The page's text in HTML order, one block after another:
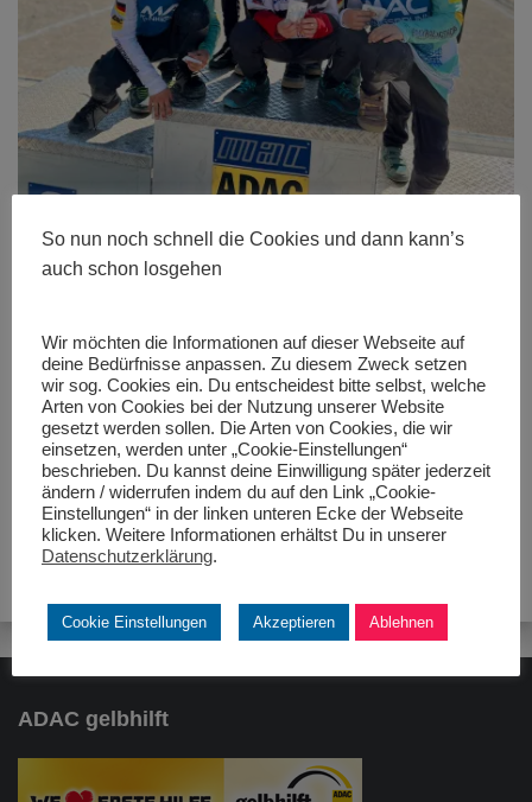
Größe:480 × 280 | 600 × 800 | 450 × 600 | 750 × 1000 |
× 1536 | 1536 × 2048 | 360 × 240 | 360 × 300 | 450 × 600 | 272 ×
182 | 50 × 50 | 1920 × 2560
ADAC gelbhilft
So nun noch schnell die Cookies und dann kann’s
auch schon losgehen
Wir möchten die Informationen auf dieser Webseite auf
deine Bedürfnisse anpassen. Zu diesem Zweck setzen
wir sog. Cookies ein. Du entscheidest bitte selbst, welche
Arten von Cookies bei der Nutzung unserer Website
gesetzt werden sollen. Die Arten von Cookies, die wir
einsetzen, werden unter „Cookie-Einstellungen“
beschrieben. Du kannst deine Einwilligung später jederzeit
ändern / widerrufen indem du auf den Link „Cookie-
Einstellungen“ in der linken unteren Ecke der Webseite
klicken. Weitere Informationen erhältst Du in unserer
Datenschutzerklärung.
Cookie Einstellungen Akzeptieren Ablehnen